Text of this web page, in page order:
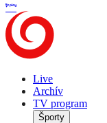
Live
Archív
TV program
Športy